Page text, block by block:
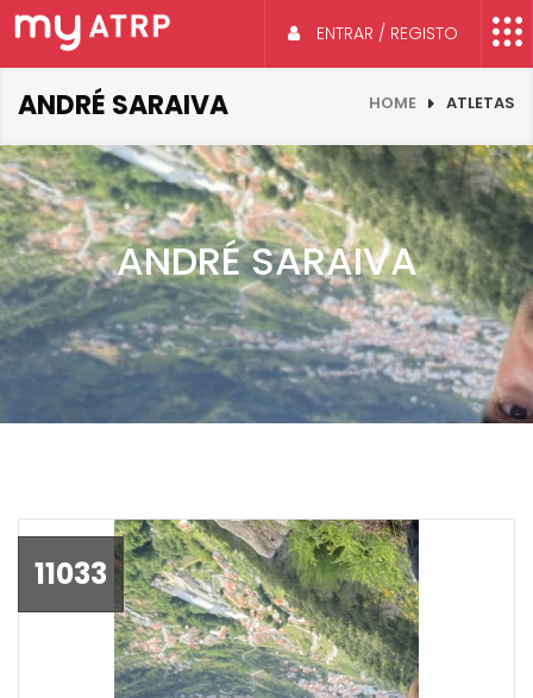
ENTRAR / REGISTO
ANDRÉ SARAIVA HOME ATLETAS
ANDRÉ SARAIVA
11033